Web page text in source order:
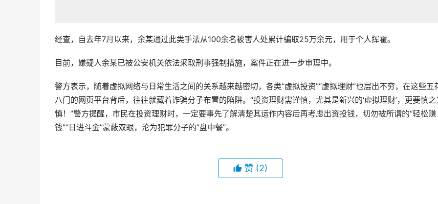
经查，自去年7月以来，余某通过此类手法从100余名被害人处累计骗取25万余元，用于个人挥霍。
目前，嫌疑人余某已被公安机关依法采取刑事强制措施，案件正在进一步审理中。
警方表示，随着虚拟网络与日常生活之间的关系越来越密切，各类“虚拟投资”“虚拟理财”也层出不穷，在这些五
八门的网页平台背后，往往就藏着诈骗分子布置的陷阱。“投资理财需谨慎，尤其是新兴的‘虚拟理财’，更要慎之
慎！”警方提醒，市民在投资理财时，一定要事先了解清楚其运作内容后再考虑出资投钱，切勿被所谓的“轻松赚
钱”“日进斗金”蒙蔽双眼，沦为犯罪分子的“盘中餐”。
赞 (2)